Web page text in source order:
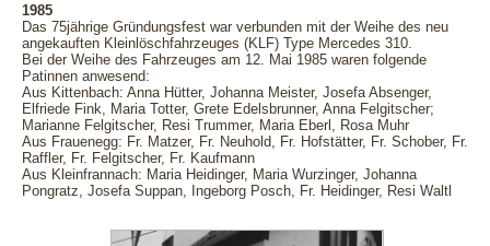
1985
Das 75jährige Gründungsfest war verbunden mit der Weihe des neu
angekauften Kleinlöschfahrzeuges (KLF) Type Mercedes 310.
Bei der Weihe des Fahrzeuges am 12. Mai 1985 waren folgende
Patinnen anwesend:
Aus Kittenbach: Anna Hütter, Johanna Meister, Josefa Absenger,
Elfriede Fink, Maria Totter, Grete Edelsbrunner, Anna Felgitscher;
Marianne Felgitscher, Resi Trummer, Maria Eberl, Rosa Muhr
Aus Frauenegg: Fr. Matzer, Fr. Neuhold, Fr. Hofstätter, Fr. Schober, Fr.
Raffler, Fr. Felgitscher, Fr. Kaufmann
Aus Kleinfrannach: Maria Heidinger, Maria Wurzinger, Johanna
Pongratz, Josefa Suppan, Ingeborg Posch, Fr. Heidinger, Resi Waltl